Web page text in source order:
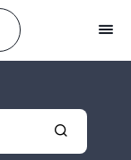
Validate